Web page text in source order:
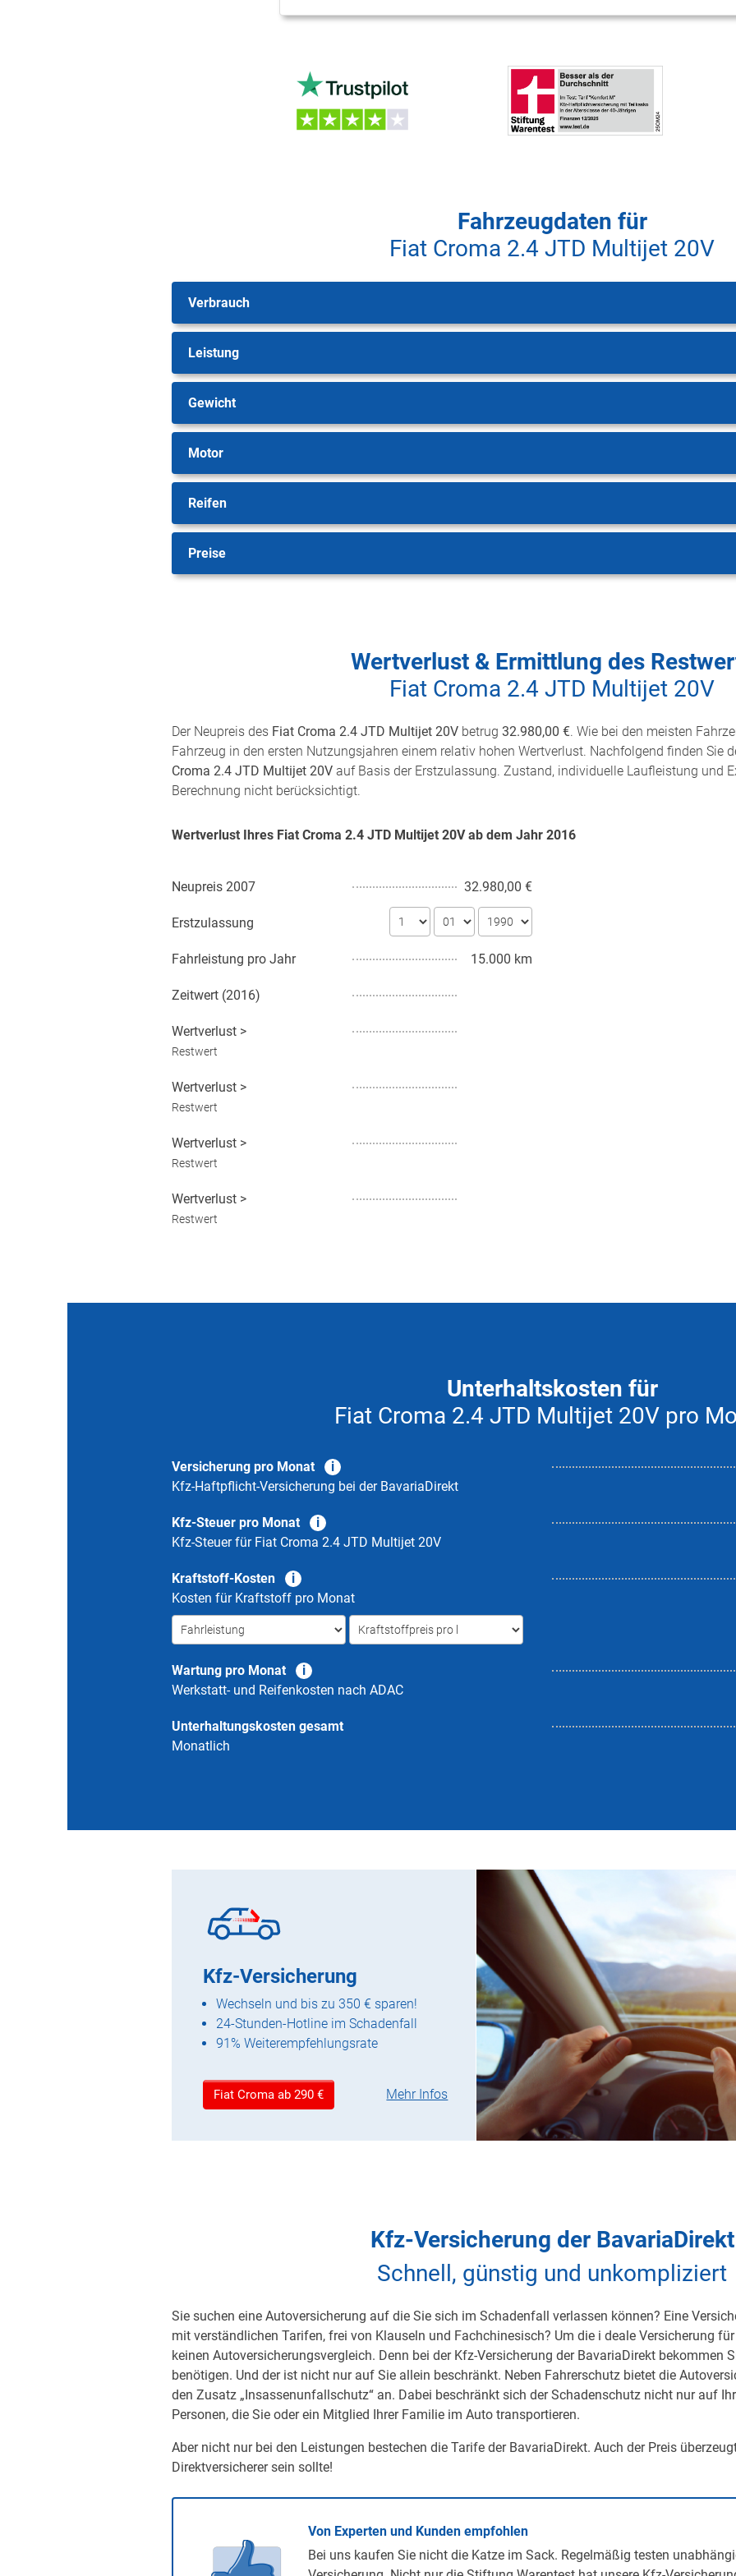
Fahrzeugdaten für
Fiat Croma 2.4 JTD Multijet 20V
Verbrauch
Leistung
Gewicht
Motor
Reifen
Preise
Wertverlust & Ermittlung des
Fiat Croma 2.4 JTD Multijet 20V
Der Neupreis des Fiat Croma 2.4 JTD Multijet 20V betrug 32.980,00 €. Wie bei den meisten
Fahrzeug in den ersten Nutzungsjahren einem relativ hohen Wertverlust. Nachfolgend finden Sie
Croma 2.4 JTD Multijet 20V auf Basis der Erstzulassung. Zustand, individuelle Laufleistung und
Berechnung nicht berücksichtigt.
Wertverlust Ihres Fiat Croma 2.4 JTD Multijet 20V ab dem Jahr 2016
Neupreis 2007 32.980,00 €
Erstzulassung
Fahrleistung pro Jahr 15.000 km
Zeitwert (2016)
Wertverlust >
Restwert
Wertverlust >
Restwert
Wertverlust >
Restwert
Wertverlust >
Restwert
Unterhaltskosten für
Fiat Croma 2.4 JTD Multijet 20V pro
Versicherung pro Monat
Kfz-Haftpflicht-Versicherung bei der BavariaDirekt
Kfz-Steuer pro Monat
Kfz-Steuer für Fiat Croma 2.4 JTD Multijet 20V
Kraftstoff-Kosten
Kosten für Kraftstoff pro Monat
Wartung pro Monat
Werkstatt- und Reifenkosten nach ADAC
Unterhaltungskosten gesamt
Monatlich
Kfz-Versicherung
Wechseln und bis zu 350 € sparen!
24-Stunden-Hotline im Schadenfall
91% Weiterempfehlungsrate
Fiat Croma ab 290 € Mehr Infos
Kfz-Versicherung der BavariaDirekt
Schnell, günstig und unkompliziert
Sie suchen eine Autoversicherung auf die Sie sich im Schadenfall verlassen können? Eine
mit verständlichen Tarifen, frei von Klauseln und Fachchinesisch? Um die i deale Versicherung
keinen Autoversicherungsvergleich. Denn bei der Kfz-Versicherung der BavariaDirekt bekommen
benötigen. Und der ist nicht nur auf Sie allein beschränkt. Neben Fahrerschutz bietet die
den Zusatz „Insassenunfallschutz“ an. Dabei beschränkt sich der Schadenschutz nicht nur auf
Personen, die Sie oder ein Mitglied Ihrer Familie im Auto transportieren.
Aber nicht nur bei den Leistungen bestechen die Tarife der BavariaDirekt. Auch der Preis
Direktversicherer sein sollte!
Von Experten und Kunden empfohlen
Bei uns kaufen Sie nicht die Katze im Sack. Regelmäßig testen